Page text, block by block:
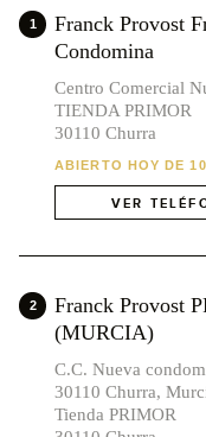
1
Franck Provost
Condomina
Centro Comercial
TIENDA PRIMOR
30110 Churra
ABIERTO HOY DE
VER
2
Franck Provost
(MURCIA)
C.C. Nueva
30110 Churra,
Tienda PRIMOR